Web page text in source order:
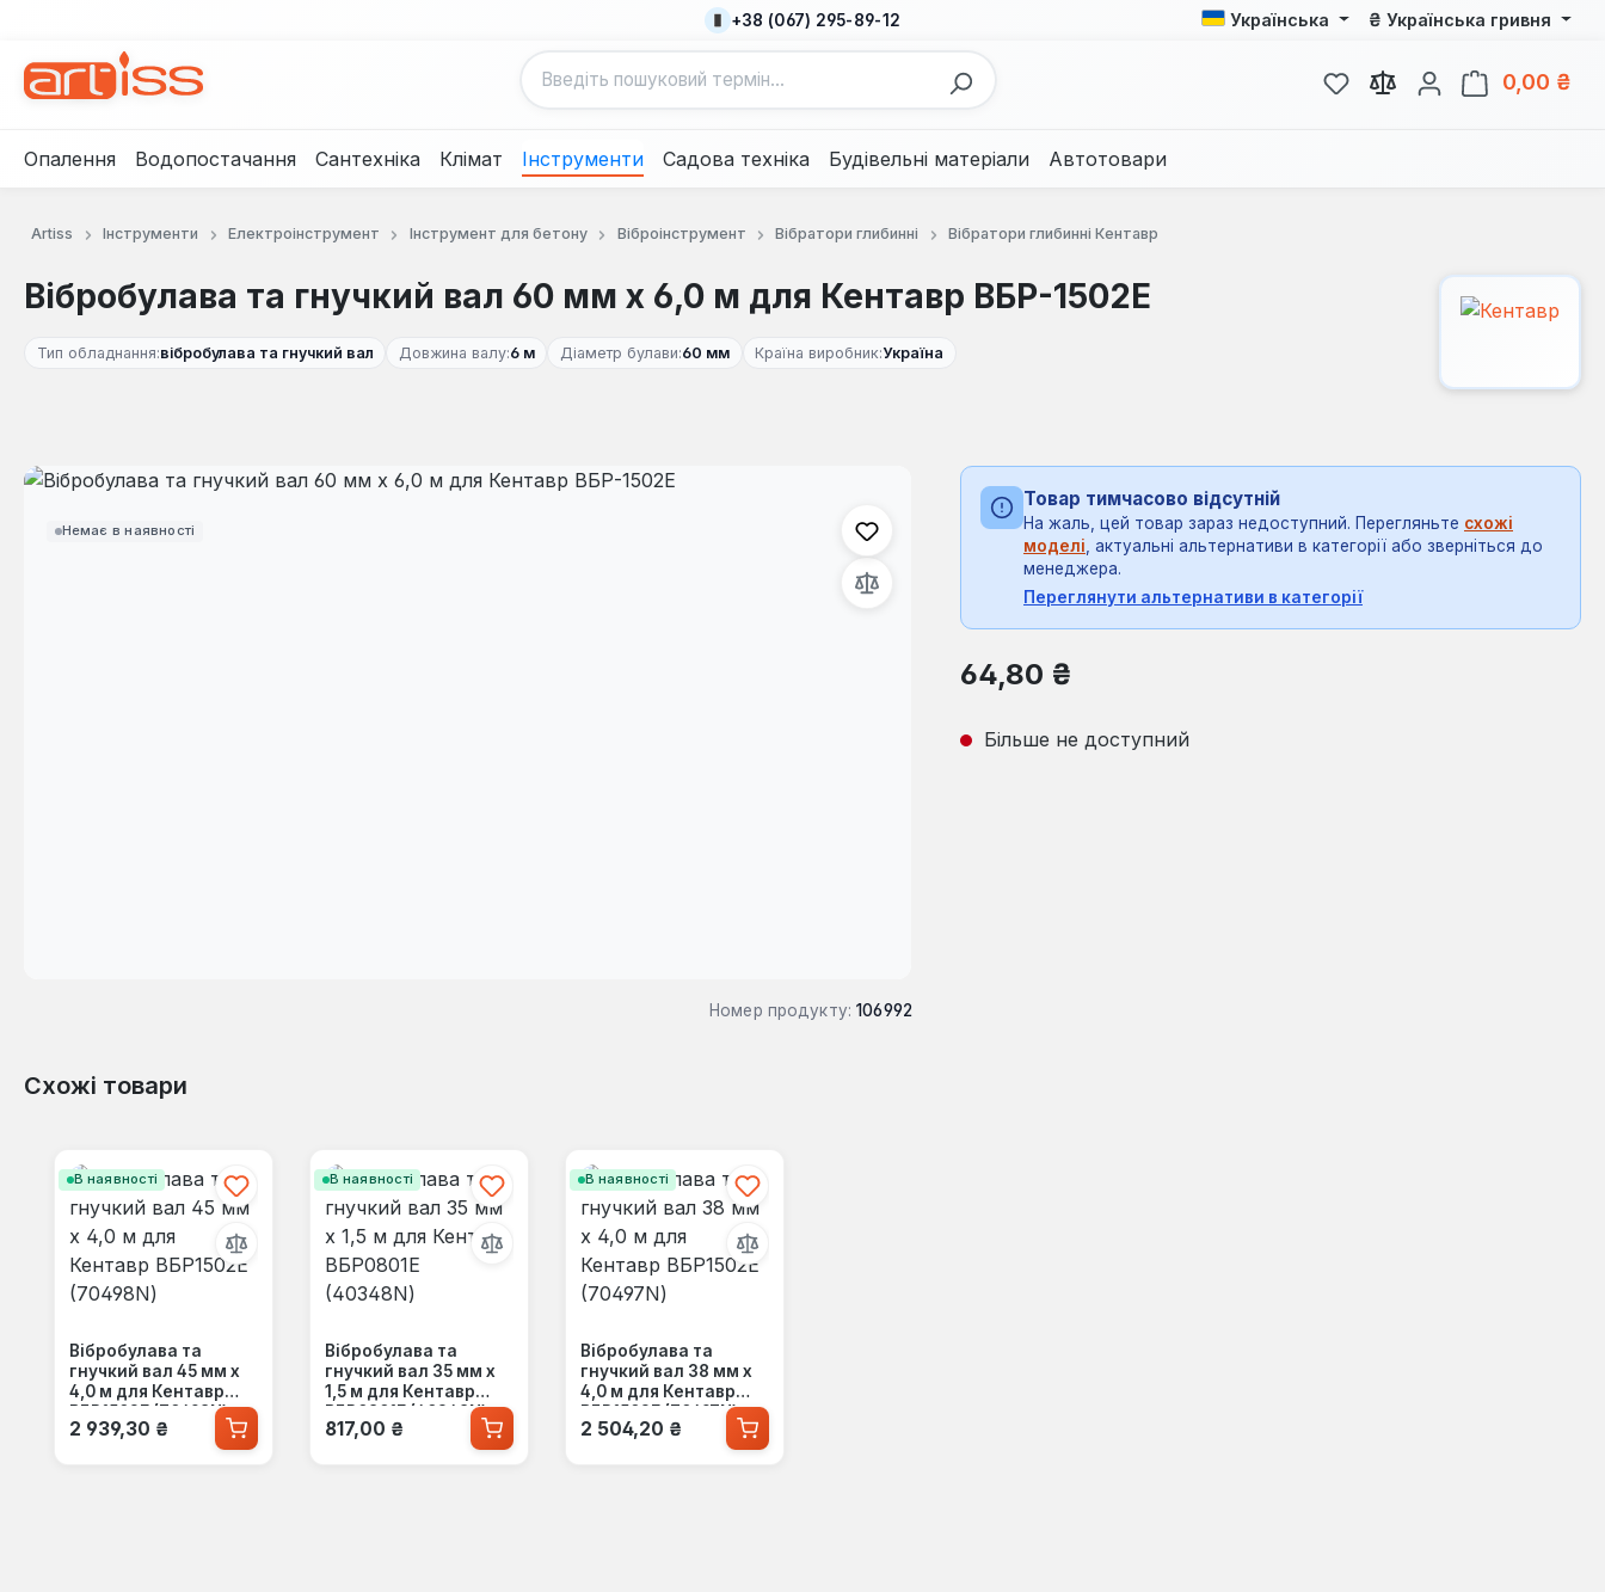
+38 (067) 295-89-12 Українська ₴ Українська гривня
У вас є 0 у списку бажань
0,00 ₴
Опалення Водопостачання Сантехніка Клімат Інструменти Садова техніка Будівельні матеріали Автотовари
Artiss Інструменти Електроінструмент Інструмент для бетону Віброінструмент Вібратори глибинні Вібратори глибинні Кентавр
Вібробулава та гнучкий вал 60 мм х 6,0 м для Кентавр ВБР-1502Е
Тип обладнання:вібробулава та гнучкий вал Довжина валу:6 м Діаметр булави:60 мм Країна виробник:Україна
Немає в наявності
Пропустити галерею зображень
Номер продукту: 106992
Товар тимчасово відсутній
На жаль, цей товар зараз недоступний. Перегляньте схожі
моделі , актуальні альтернативи в категорії або зверніться до
менеджера.
Переглянути альтернативи в категорії
Звичайна ціна:
64,80 ₴
Більше не доступний
Схожі товари
В наявності
Вібробулава та
гнучкий вал 45 мм х
4,0 м для Кентавр
ВБР1502Е (70498N)
Звичайна ціна:
2 939,30 ₴
В наявності
Вібробулава та
гнучкий вал 35 мм х
1,5 м для Кентавр
ВБР0801Е (40348N)
Звичайна ціна:
817,00 ₴
В наявності
Вібробулава та
гнучкий вал 38 мм х
4,0 м для Кентавр
ВБР1502Е (70497N)
Звичайна ціна:
2 504,20 ₴